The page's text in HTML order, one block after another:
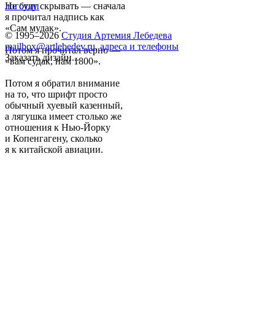
Не буду скрывать — сначала
я прочитал надпись как
«Сам мудак».
Потом я прочитал верно —
«вам судак, нам 1800».
Потом я обратил внимание
на то, что шрифт просто
обычный хуевый казенный,
а лягушка имеет столько же
отношения к Нью-Йорку
и Копенгагену, сколько
я к китайской авиации.
логотип
© 1995–2026 Студия Артемия Лебедева
mailbox@artlebedev.ru, адреса и телефоны
Заказать дизайн...